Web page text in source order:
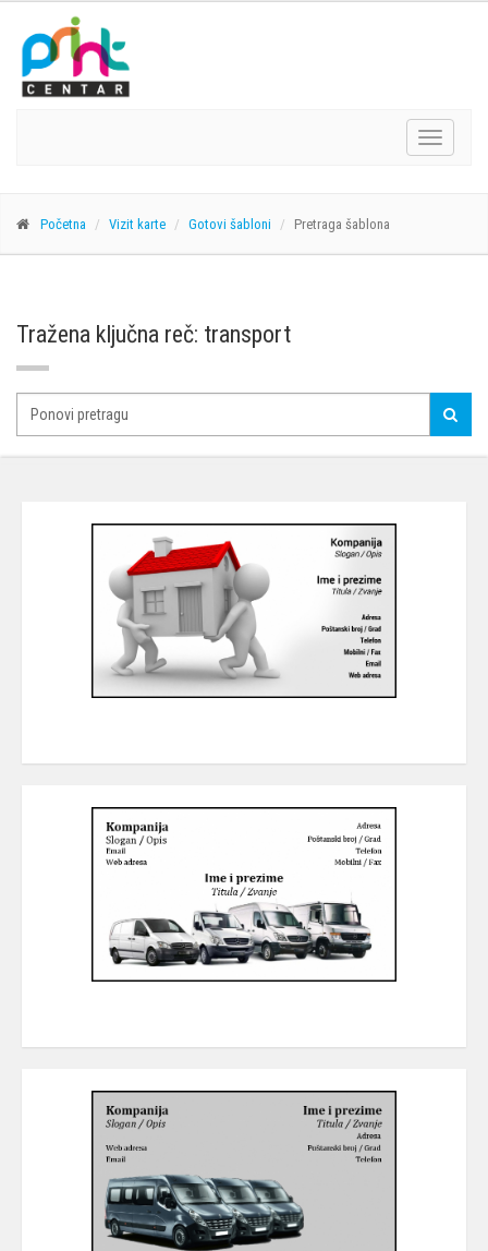
Početna Vizit karte Gotovi šabloni Pretraga šablona
Tražena ključna reč: transport